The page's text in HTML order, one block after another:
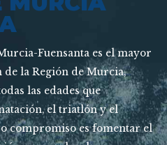
UCAM
MURCIA
Fuensanta es el mayor